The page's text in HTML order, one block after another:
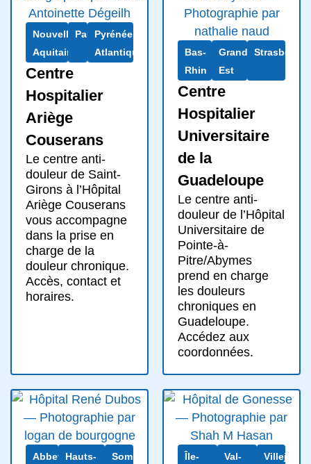
Nouvelle-
Aquitaine
Pau
Pyrénées-
Atlantiques
Centre
Hospitalier
Ariège
Couserans
Le centre anti-
douleur de Saint-
Girons à l’Hôpital
Ariège Couserans
vous accompagne
dans la prise en
charge de la
douleur chronique.
Accès, contact et
horaires.
Bas-
Rhin
Grand
Est
Strasbourg
Centre
Hospitalier
Universitaire
de la
Guadeloupe
Le centre anti-
douleur de l’Hôpital
Universitaire de
Pointe-à-
Pitre/Abymes
prend en charge
les douleurs
chroniques en
Guadeloupe.
Accédez aux
coordonnées.
AbbevilleHauts-
Somme
Île-
Val-
Villejuif